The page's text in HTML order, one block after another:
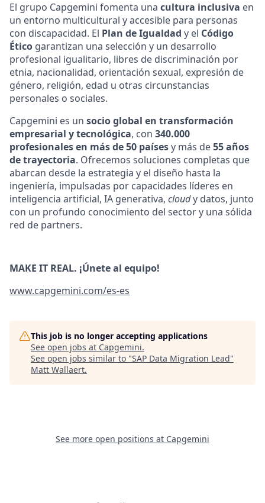
El grupo Capgemini fomenta una cultura inclusiva en
un entorno multicultural y accesible para personas
con discapacidad. El Plan de Igualdad y el Código
Ético garantizan una selección y un desarrollo
profesional igualitario, libres de discriminación por
etnia, nacionalidad, orientación sexual, expresión de
género, religión, edad u otras circunstancias
personales o sociales.
Capgemini es un socio global en transformación
empresarial y tecnológica, con 340.000
profesionales en más de 50 paísesy más de55 años
de trayectoria. Ofrecemos soluciones completas que
abarcan desde la estrategia y el diseño hasta la
ingeniería, impulsadas por capacidades líderes en
inteligencia artificial, IA generativa, cloudy datos, junto
con un profundo conocimiento del sector y una sólida
red de partners.
MAKE IT REAL. ¡Únete al equipo!
www.capgemini.com/es-es
This job is no longer accepting applications
See open jobs at Capgemini.
See open jobs similar to "SAP Data Migration Lead"
Matt Wallaert.
See more open positions at Capgemini